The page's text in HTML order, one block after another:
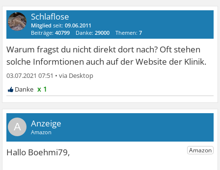
Schlaflose
Mitglied seit:09.06.2011
Beiträge:40799 Danke:29000 Themen:7
Warum fragst du nicht direkt dort nach? Oft stehen
solche Informtionen auch auf der Website der Klinik.
03.07.2021 07:51 •
x 1
A